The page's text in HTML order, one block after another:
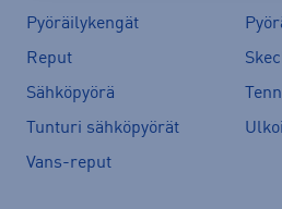
Pyöräilykengät
Reput
Sähköpyörä
Tunturi sähköpyörät
Vans-reput